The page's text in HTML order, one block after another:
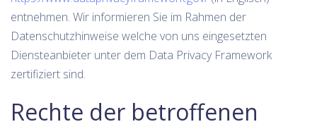
entnehmen. Wir informieren Sie im Rahmen der
Datenschutzhinweise welche von uns eingesetzten
Diensteanbieter unter dem Data Privacy Framework
zertifiziert sind.
Rechte der betroffenen